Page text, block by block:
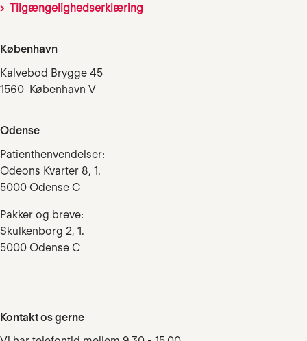
Tilgængelighedserklæring
København
Kalvebod Brygge 45
1560 København V
Odense
Patienthenvendelser:
Odeons Kvarter 8, 1.
5000 Odense C
Pakker og breve:
Skulkenborg 2, 1.
5000 Odense C
Kontakt os gerne